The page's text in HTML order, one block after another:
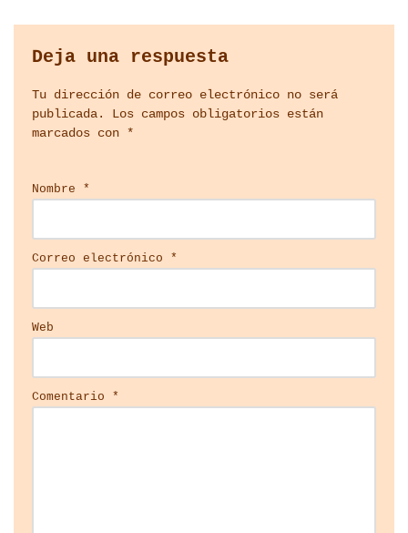
Deja una respuesta
Tu dirección de correo electrónico no será
publicada.
Los campos obligatorios están
marcados con *
Nombre *
Correo electrónico *
Web
Comentario *